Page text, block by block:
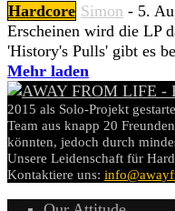
Hardcore Simon - 5.
Erscheinen wird die LP
'History's Pulls' gibt es
Mehr laden
2015 als Solo-Projekt
Team aus knapp 20
könnten, jedoch durch
Unsere Leidenschaft für
Kontaktiere uns: